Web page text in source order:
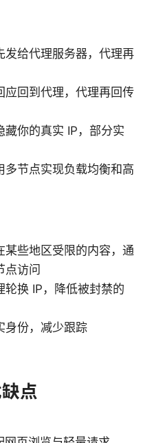
发给代理服务器，代理再
应回到代理，代理再回传
藏你的真实 IP，部分实
节点实现负载均衡和高
某些地区受限的内容，通
点访问
换 IP，降低被封禁的
身份，减少跟踪
点